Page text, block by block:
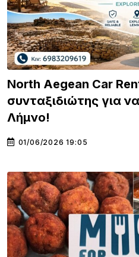
North Aegean Car
συνταξιδιώτης για
Λήμνο!
01/06/2026 19:05